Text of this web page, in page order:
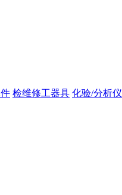
检维修工器具 化验/分析